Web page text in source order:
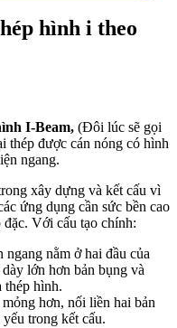
hình i theo
I-Beam, (Đôi lúc sẽ gọi
thép được cán nóng có hình
ngang.
xây dựng và kết cấu vì
ứng dụng cần sức bền cao
Với cấu tạo chính:
ngang nằm ở hai đầu của
lớn hơn bản bụng và
thép hình.
hơn, nối liền hai bản
trong kết cấu.